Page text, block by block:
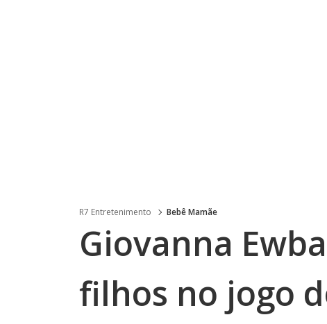
R7 Entretenimento Bebê Mamãe
Giovanna
filhos no jogo